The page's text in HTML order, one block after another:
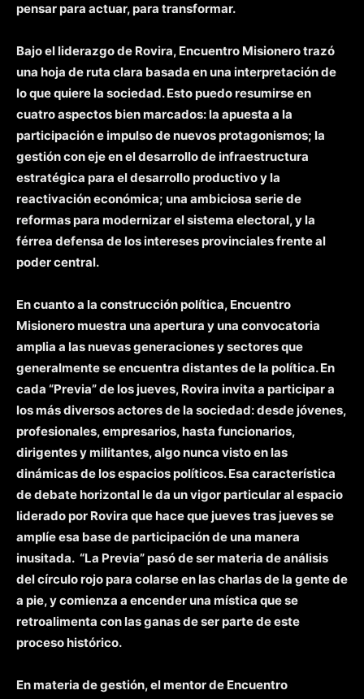
pensar para actuar, para transformar.
Bajo el liderazgo de Rovira, Encuentro Misionero trazó
una hoja de ruta clara basada en una interpretación de
lo que quiere la sociedad. Esto puedo resumirse en
cuatro aspectos bien marcados: la apuesta a la
participación e impulso de nuevos protagonismos; la
gestión con eje en el desarrollo de infraestructura
estratégica para el desarrollo productivo y la
reactivación económica; una ambiciosa serie de
reformas para modernizar el sistema electoral, y la
férrea defensa de los intereses provinciales frente al
poder central.
En cuanto a la construcción política, Encuentro
Misionero muestra una apertura y una convocatoria
amplia a las nuevas generaciones y sectores que
generalmente se encuentra distantes de la política. En
cada “Previa” de los jueves, Rovira invita a participar a
los más diversos actores de la sociedad: desde jóvenes,
profesionales, empresarios, hasta funcionarios,
dirigentes y militantes, algo nunca visto en las
dinámicas de los espacios políticos. Esa característica
de debate horizontal le da un vigor particular al espacio
liderado por Rovira que hace que jueves tras jueves se
amplíe esa base de participación de una manera
inusitada. “La Previa” pasó de ser materia de análisis
del círculo rojo para colarse en las charlas de la gente de
a pie, y comienza a encender una mística que se
retroalimenta con las ganas de ser parte de este
proceso histórico.
En materia de gestión, el mentor de Encuentro